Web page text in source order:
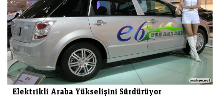
Elektrikli Araba Yükselişini Sürdürüyor